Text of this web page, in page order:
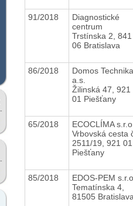
91/2018
Diagnostické
centrum
Trstínska 2, 841
06 Bratislava
86/2018
Domos Technika,
a.s.
Žilinská 47, 921
01 Piešťany
65/2018
ECOCLÍMA s.r.o.
Vrbovská cesta
2511/19, 921 01
Piešťany
85/2018
EDOS-PEM s.r.o.
Tematínska 4,
81505 Bratislava